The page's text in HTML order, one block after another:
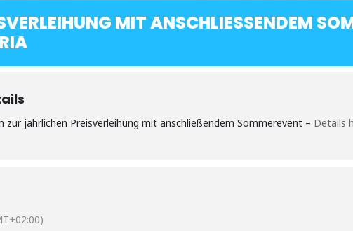
MIT ANSCHLIESSENDEM
zur jährlichen Preisverleihung mit anschließendem Sommerevent – Details